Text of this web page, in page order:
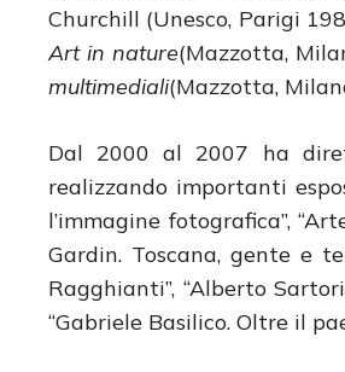
Churchill (Unesco, Parigi
Art in nature(Mazzotta,
multimediali(Mazzotta,
Dal 2000 al 2007 ha
realizzando importanti
l’immagine fotografica”,
Gardin. Toscana, gente e
Ragghianti”, “Alberto
“Gabriele Basilico. Oltre il